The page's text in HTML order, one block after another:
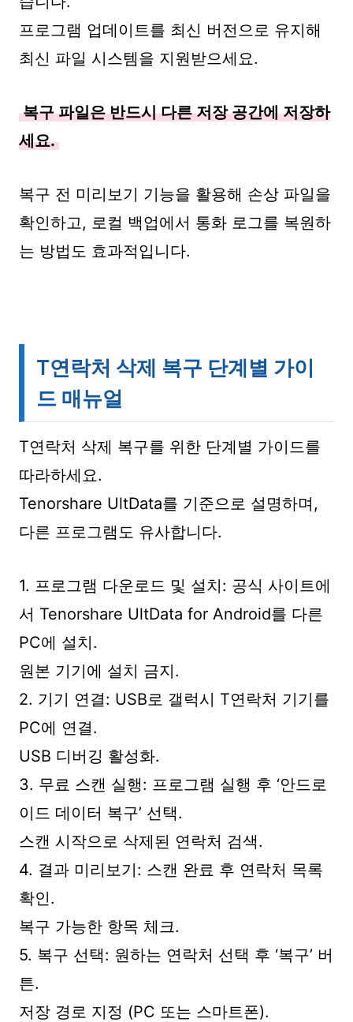
프로그램 업데이트를 최신 버전으로 유지해
최신 파일 시스템을 지원받으세요.
복구 파일은 반드시 다른 저장 공간에 저장하
세요.
복구 전 미리보기 기능을 활용해 손상 파일을
확인하고, 로컬 백업에서 통화 로그를 복원하
는 방법도 효과적입니다.
T연락처 삭제 복구 단계별 가이
드 매뉴얼
T연락처 삭제 복구를 위한 단계별 가이드를
따라하세요.
Tenorshare UltData를 기준으로 설명하며,
다른 프로그램도 유사합니다.
1. 프로그램 다운로드 및 설치: 공식 사이트에
서 Tenorshare UltData for Android를 다른
PC에 설치.
원본 기기에 설치 금지.
2. 기기 연결: USB로 갤럭시 T연락처 기기를
PC에 연결.
USB 디버깅 활성화.
3. 무료 스캔 실행: 프로그램 실행 후 ‘안드로
이드 데이터 복구’ 선택.
스캔 시작으로 삭제된 연락처 검색.
4. 결과 미리보기: 스캔 완료 후 연락처 목록
확인.
복구 가능한 항목 체크.
5. 복구 선택: 원하는 연락처 선택 후 ‘복구’ 버
튼.
저장 경로 지정 (PC 또는 스마트폰).